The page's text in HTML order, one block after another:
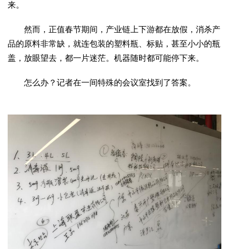
2017
关于我们
杂志简介 杂志编委会 组织机构 联系我们 智慧中国动态
智慧城市
全景中国 智慧旅游 智慧教育 智慧医疗
智慧交通
康养
康养思语
县域经济
政策发布 视频播报 工程案例
康养智库
合作伙伴
来。
然而，正值春节期间，产业链上下游都在放假，消杀产
品的原料非常缺，就连包装的塑料瓶、标贴，甚至小小的瓶
盖，放眼望去，都一片迷茫。机器随时都可能停下来。
怎么办？记者在一间特殊的会议室找到了答案。